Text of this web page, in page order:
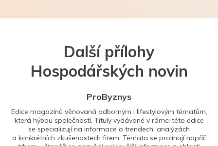
Další přílohy
Hospodářských novin
ProByznys
Edice magazínů věnovaná odborným i lifestylovým tématům,
která hýbou společností. Tituly vydávané v rámci této edice
se specializují na informace o trendech, analýzách
a konkrétních zkušenostech firem. Témata se prolínají napříč